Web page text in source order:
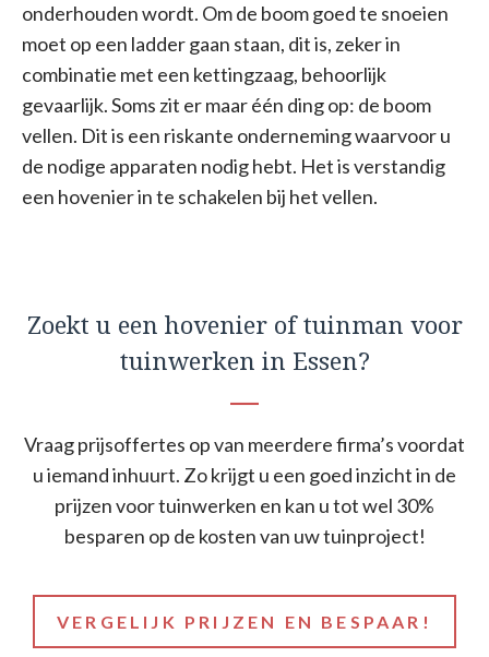
onderhouden wordt. Om de boom goed te snoeien
moet op een ladder gaan staan, dit is, zeker in
combinatie met een kettingzaag, behoorlijk
gevaarlijk. Soms zit er maar één ding op: de boom
vellen. Dit is een riskante onderneming waarvoor u
de nodige apparaten nodig hebt. Het is verstandig
een hovenier in te schakelen bij het vellen.
Zoekt u een hovenier of tuinman voor
tuinwerken in Essen?
Vraag prijsoffertes op van meerdere firma’s voordat
u iemand inhuurt. Zo krijgt u een goed inzicht in de
prijzen voor tuinwerken en kan u tot wel 30%
besparen op de kosten van uw tuinproject!
VERGELIJK PRIJZEN EN BESPAAR!